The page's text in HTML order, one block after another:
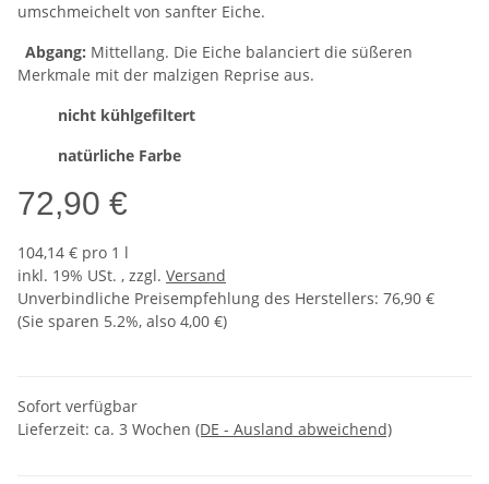
umschmeichelt von sanfter Eiche.
Abgang:
Merkmale mit der malzigen Reprise aus.
nicht kühlgefiltert
natürliche Farbe
72,90 €
104,14 € pro 1 l
inkl. 19% USt. , zzgl. Versand
Unverbindliche Preisempfehlung des Herstellers: 76,90 €
(Sie sparen 5.2%, also 4,00 €)
Sofort verfügbar
Lieferzeit: ca. 3 Wochen (DE - Ausland abweichend)